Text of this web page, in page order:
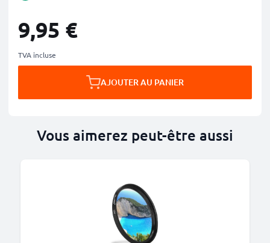
9,95 €
TVA incluse
AJOUTER AU PANIER
Vous aimerez peut-être aussi